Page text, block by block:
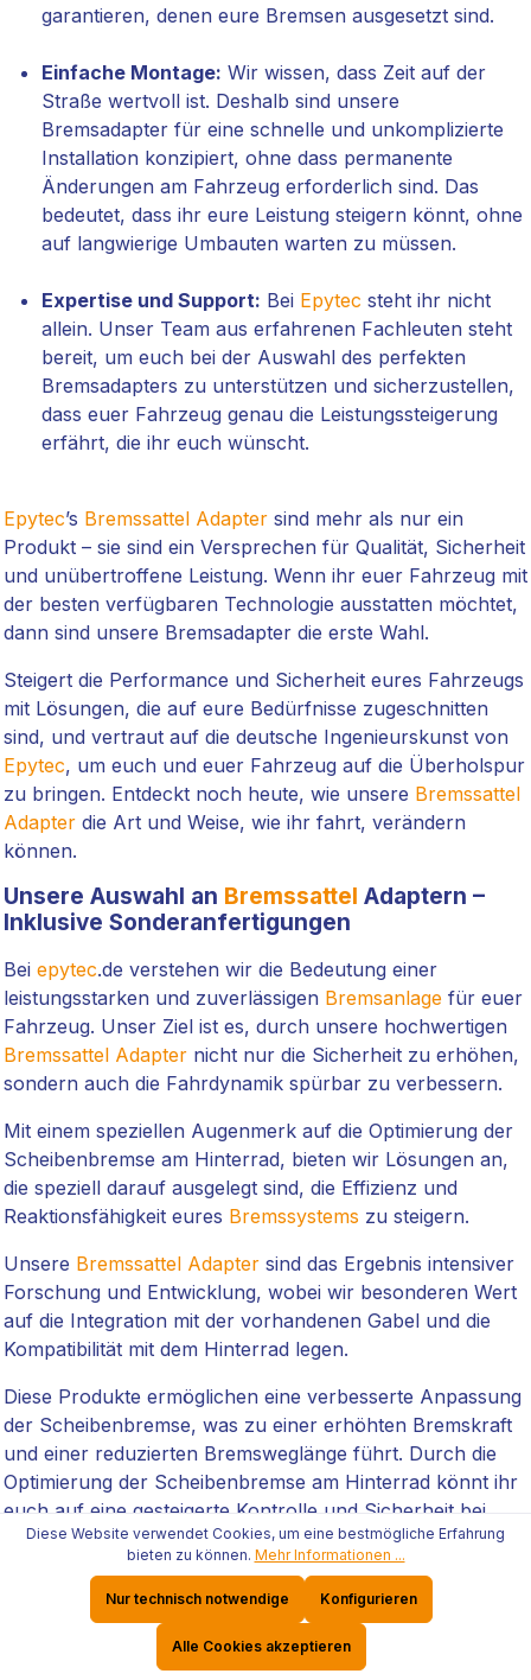
garantieren, denen eure Bremsen ausgesetzt sind.
Einfache Montage: Wir wissen, dass Zeit auf der
Straße wertvoll ist. Deshalb sind unsere
Bremsadapter für eine schnelle und unkomplizierte
Installation konzipiert, ohne dass permanente
Änderungen am Fahrzeug erforderlich sind. Das
bedeutet, dass ihr eure Leistung steigern könnt, ohne
auf langwierige Umbauten warten zu müssen.
Expertise und Support: Bei Epytec steht ihr nicht
allein. Unser Team aus erfahrenen Fachleuten steht
bereit, um euch bei der Auswahl des perfekten
Bremsadapters zu unterstützen und sicherzustellen,
dass euer Fahrzeug genau die Leistungssteigerung
erfährt, die ihr euch wünscht.
Epytec’s Bremssattel Adaptersind mehr als nur ein
Produkt – sie sind ein Versprechen für Qualität, Sicherheit
und unübertroffene Leistung. Wenn ihr euer Fahrzeug mit
der besten verfügbaren Technologie ausstatten möchtet,
dann sind unsere Bremsadapter die erste Wahl.
Steigert die Performance und Sicherheit eures Fahrzeugs
mit Lösungen, die auf eure Bedürfnisse zugeschnitten
sind, und vertraut auf die deutsche Ingenieurskunst von
Epytec, um euch und euer Fahrzeug auf die Überholspur
zu bringen. Entdeckt noch heute, wie unsere Bremssattel
Adapterdie Art und Weise, wie ihr fahrt, verändern
können.
Unsere Auswahl an Bremssattel Adaptern –
Inklusive Sonderanfertigungen
Bei epytec.de verstehen wir die Bedeutung einer
leistungsstarken und zuverlässigen Bremsanlagefür euer
Fahrzeug. Unser Ziel ist es, durch unsere hochwertigen
Bremssattel Adapternicht nur die Sicherheit zu erhöhen,
sondern auch die Fahrdynamik spürbar zu verbessern.
Mit einem speziellen Augenmerk auf die Optimierung der
Scheibenbremse am Hinterrad, bieten wir Lösungen an,
die speziell darauf ausgelegt sind, die Effizienz und
Reaktionsfähigkeit eures Bremssystems zu steigern.
Unsere Bremssattel Adaptersind das Ergebnis intensiver
Forschung und Entwicklung, wobei wir besonderen Wert
auf die Integration mit der vorhandenen Gabel und die
Kompatibilität mit dem Hinterrad legen.
Diese Produkte ermöglichen eine verbesserte Anpassung
der Scheibenbremse, was zu einer erhöhten Bremskraft
und einer reduzierten Bremsweglänge führt. Durch die
Optimierung der Scheibenbremse am Hinterrad könnt ihr
euch auf eine gesteigerte Kontrolle und Sicherheit bei
allen Fahrsituationen verlassen.
Überdies bieten wir bei
individuelle Lösungen an,
um auf die einzigartigen Anforderungen jedes Fahrzeugs
und seiner Besitzer einzugehen. Unsere
Sonderanfertigungen sind perfekt auf die spezifischen
Diese Website verwendet Cookies, um eine bestmögliche Erfahrung
bieten zu können. Mehr Informationen ...
Nur technisch notwendige Konfigurieren
Alle Cookies akzeptieren